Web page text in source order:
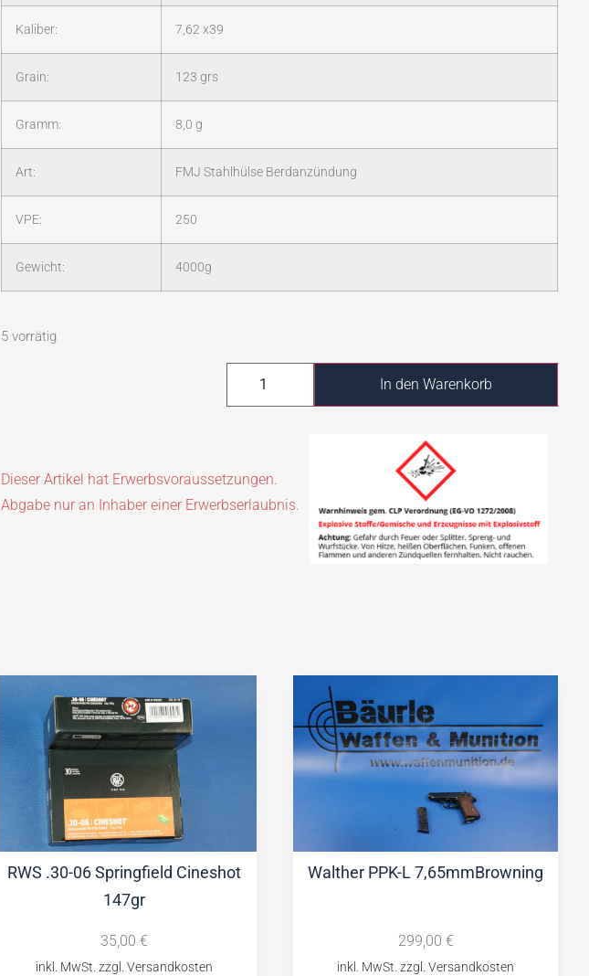
Kaliber: 7,62 x39
Grain: 123 grs
Gramm: 8,0 g
Art: FMJ Stahlhülse Berdanzündung
VPE: 250
Gewicht: 4000g
5 vorrätig
In den Warenkorb
Dieser Artikel hat Erwerbsvoraussetzungen.
Abgabe nur an Inhaber einer Erwerbserlaubnis.
RWS .30-06 Springfield Cineshot
147gr
35,00 €
Walther PPK-L 7,65mmBrowning
299,00 €